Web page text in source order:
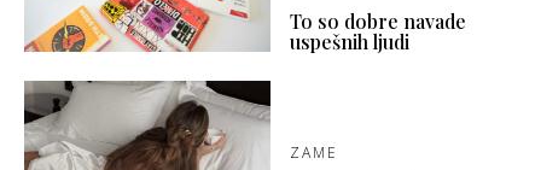
To so dobre navade
uspešnih ljudi
ZAME